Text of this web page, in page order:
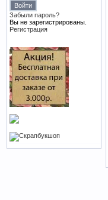
Забыли пароль?
Вы не зарегистрированы.
Регистрация